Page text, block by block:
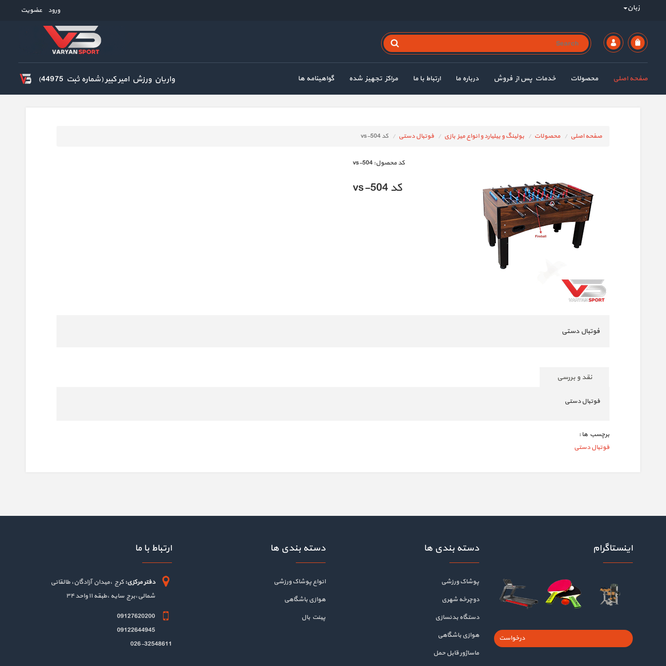
زبان ورود عضویت
صفحه اصلی محصولات خدمات پس از فروش درباره ما ارتباط با ما مراکز تجهیز شده گواهینامه ها واریان ورزش امیر کبیر (شماره ثبت 44975)
صفحه اصلی محصولات بولینگ و بیلیارد و انواع میز بازی فوتبال دستی کد vs-504
كد محصول: vs-504
کد vs-504
فوتبال دستی
نقد و بررسی
فوتبال دستی
برچسب ها :
فوتبال دستی
اینستاگرام
درخواست
دسته بندی ها
پوشاک ورزشی
دوچرخه شهری
دستگاه بدنسازی
هوازی باشگاهی
ماساژور قابل حمل
دسته بندی ها
انواع پوشاک ورزشی
هوازی باشگاهی
پینت بال
ارتباط با ما
دفتر مرکزی: کرج ،میدان آزادگان، طالقانی
شمالی،برج سایه ،طبقه ۱۱ واحد ۳۴
09127620200
09122644945
026-32548611